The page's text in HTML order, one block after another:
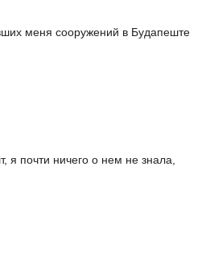
меня сооружений в Будапеште
я почти ничего о нем не знала,